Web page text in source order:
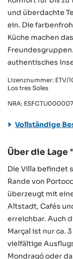
und überdachte
ein. Die
Küche machen
authentisches
Lizenznummer: ETV/
Los tres Soles
NRA:
Vollständige
Über die
Die Villa befindet
Rande von
überzeugt mit
Altstadt, Cafés
erreichbar. Auch
Marçal ist nur ca.
vielfältige
Mondragó oder